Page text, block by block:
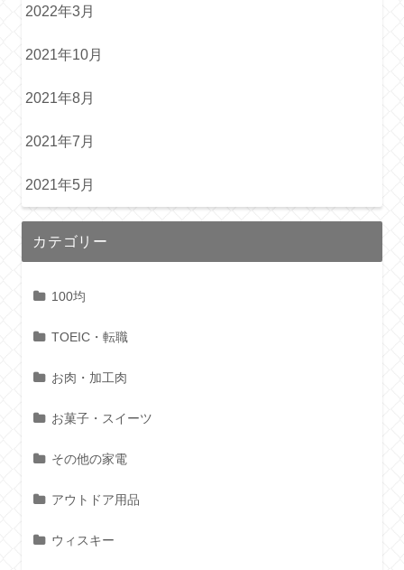
2022年3月
2021年10月
2021年8月
2021年7月
2021年5月
カテゴリー
100均
TOEIC・転職
お肉・加工肉
お菓子・スイーツ
その他の家電
アウトドア用品
ウィスキー